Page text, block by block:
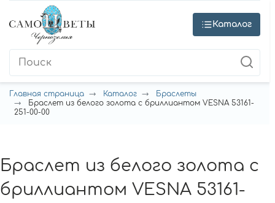
Каталог
Главная страница Каталог
Браслеты
Браслет из белого золота с бриллиантом VESNA 53161-
251-00-00
Браслет из белого золота с
бриллиантом VESNA 53161-